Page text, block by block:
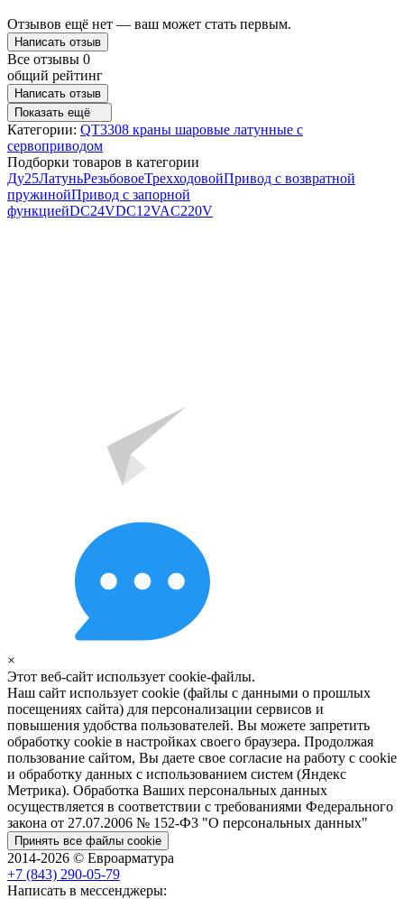
Отзывов ещё нет — ваш может стать первым.
Написать отзыв
Все отзывы 0
общий рейтинг
Написать отзыв
Показать ещё
Категории: QT3308 краны шаровые латунные с
сервоприводом
Подборки товаров в категории
Ду25ЛатуньРезьбовоеТрехходовойПривод с возвратной
пружинойПривод с запорной
функциейDC24VDC12VAC220V
×
Этот веб-сайт использует cookie-файлы.
Наш сайт использует cookie (файлы с данными о прошлых
посещениях сайта) для персонализации сервисов и
повышения удобства пользователей. Вы можете запретить
обработку cookie в настройках своего браузера. Продолжая
пользование сайтом, Вы даете свое согласие на работу с cookie
и обработку данных с использованием систем (Яндекс
Метрика). Обработка Ваших персональных данных
осуществляется в соответствии с требованиями Федерального
закона от 27.07.2006 № 152-Ф3 "О персональных данных"
Принять все файлы cookie
2014-2026 © Евроарматура
+7 (843) 290-05-79
Написать в мессенджеры: